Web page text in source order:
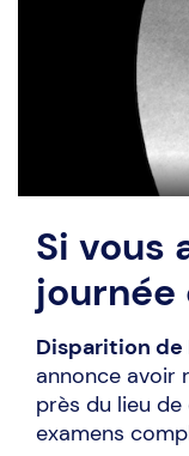
Si vous
journée
Disparition de
annonce avoir
près du lieu
examens